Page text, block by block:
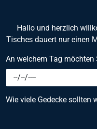
Hallo und herzlich
Tisches dauert nur einen
An welchem Tag möchten
Wie viele Gedecke sollten